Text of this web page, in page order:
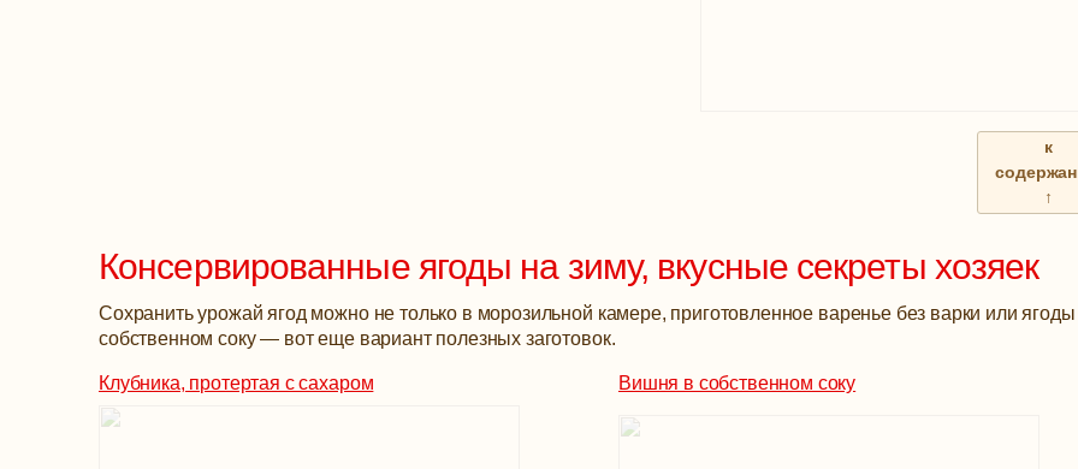
к
↑
Консервированные ягоды на зиму, вкусные секреты хозяек
Сохранить урожай ягод можно не только в морозильной камере, приготовленное варенье без варки или
собственном соку — вот еще вариант полезных заготовок.
Клубника, протертая с сахаром Вишня в собственном соку